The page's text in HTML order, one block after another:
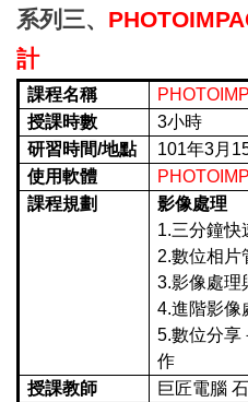
系列三、
計
課程名稱
授課時數
3小時
研習時間/地點
101年3月
使用軟體
課程規劃
影像處理
1.三分鐘快
2.數位相片
3.影像處理
4.進階影像
5.數位分享
作
授課教師
巨匠電腦